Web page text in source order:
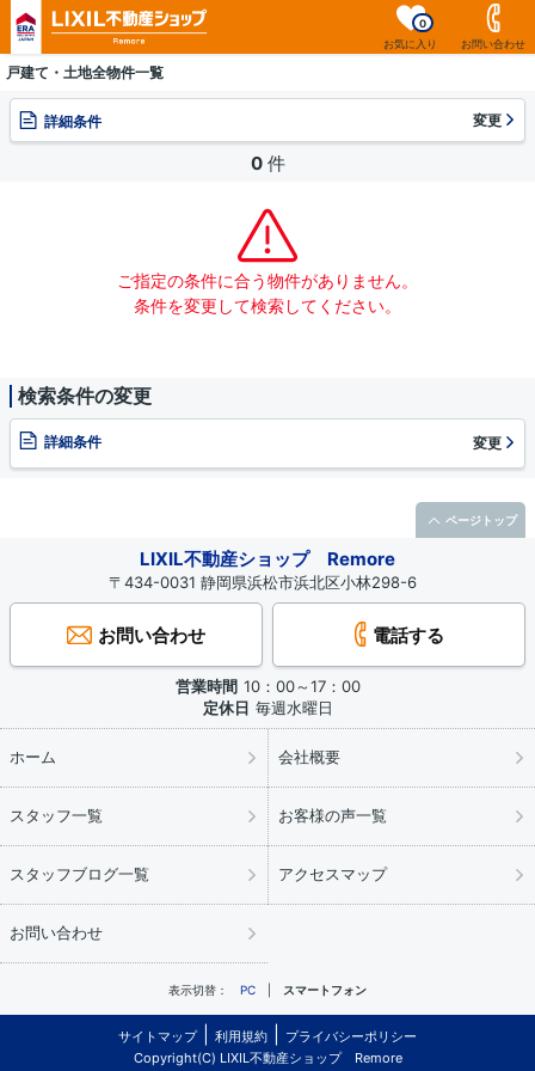
お気に入り
0
お問い合わせ
戸建て・土地全物件一覧
詳細条件 変更
0 件
ご指定の条件に合う物件がありません。
条件を変更して検索してください。
検索条件の変更
詳細条件 変更
LIXIL不動産ショップ Remore
〒434-0031 静岡県浜松市浜北区小林298-6
お問い合わせ 電話する
営業時間 10：00～17：00
定休日 毎週水曜日
ホーム 会社概要
スタッフ一覧 お客様の声一覧
スタッフブログ一覧 アクセスマップ
お問い合わせ
表示切替： PC スマートフォン
サイトマップ 利用規約
プライバシーポリシー
Copyright(C) LIXIL不動産ショップ Remore
ページトップ